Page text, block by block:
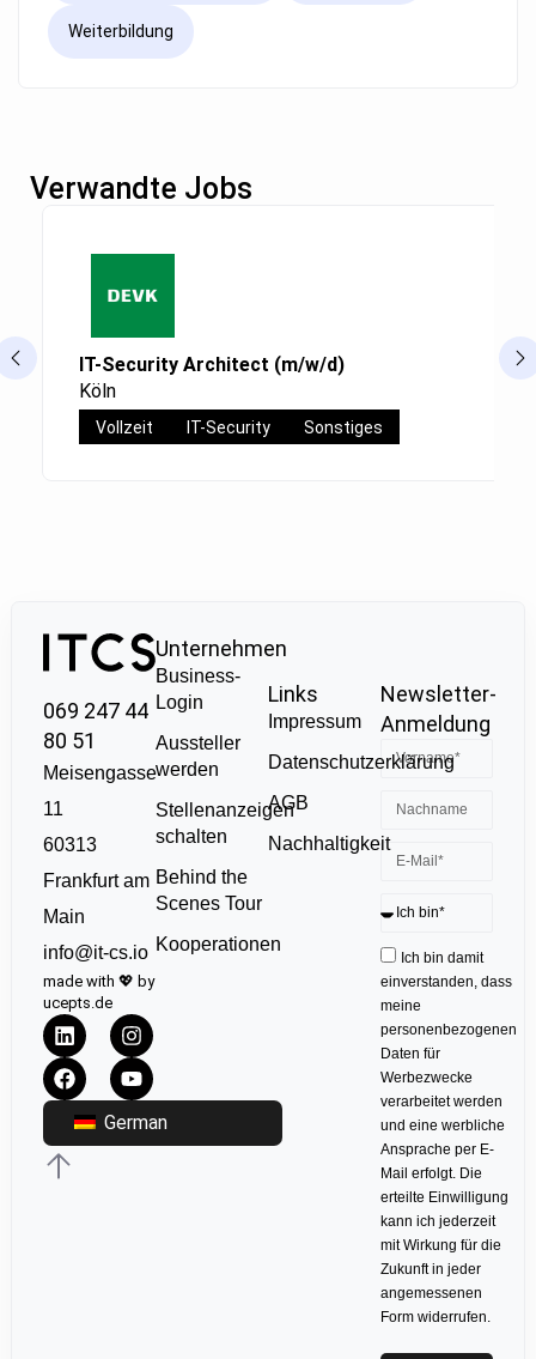
Weiterbildung
Verwandte Jobs
IT-Security Architect (m/w/d)
Köln
Vollzeit IT-Security Sonstiges
069 247 44
80 51
Meisengasse
11
60313
Frankfurt am
Main
info@it-cs.io
made with 💖 by
ucepts.de
German
Unternehmen
Business-
Login
Aussteller
werden
Stellenanzeigen
schalten
Behind the
Scenes Tour
Kooperationen
Links
Impressum
Datenschutzerklärung
AGB
Nachhaltigkeit
Newsletter-
Anmeldung
Ich bin damit
einverstanden, dass
meine
personenbezogenen
Daten für
Werbezwecke
verarbeitet werden
und eine werbliche
Ansprache per E-
Mail erfolgt. Die
erteilte Einwilligung
kann ich jederzeit
mit Wirkung für die
Zukunft in jeder
angemessenen
Form widerrufen.